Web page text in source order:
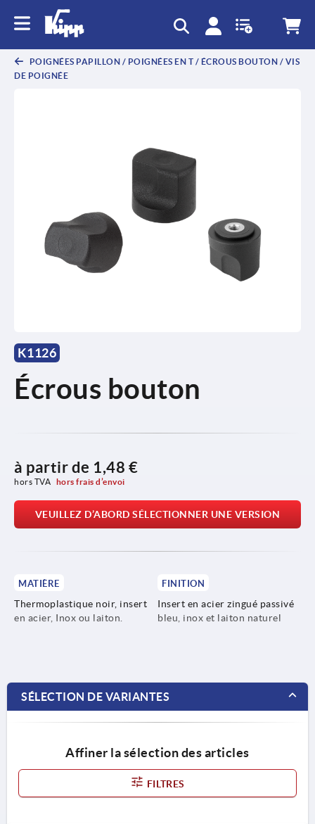
POIGNÉES PAPILLON / POIGNÉES EN T / ÉCROUS BOUTON / VIS
DE POIGNÉE
K1126
Écrous bouton
à partir de 1,48 €
hors TVA hors frais d’envoi
VEUILLEZ D’ABORD SÉLECTIONNER UNE VERSION
MATIÈRE
Thermoplastique noir, insert
en acier, Inox ou laiton.
FINITION
Insert en acier zingué passivé
bleu, inox et laiton naturel
SÉLECTION DE VARIANTES
Affiner la sélection des articles
FILTRES